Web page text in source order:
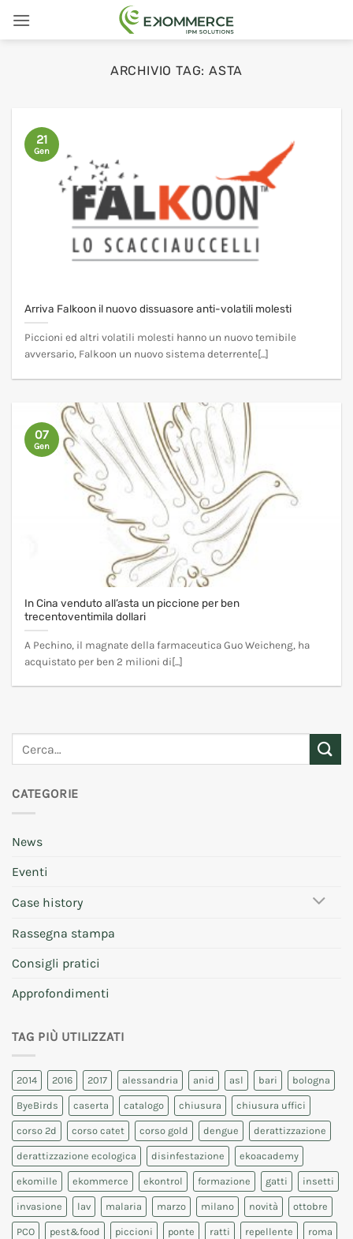
ARCHIVIO TAG: ASTA
Arriva Falkoon il nuovo dissuasore anti-volatili molesti
Piccioni ed altri volatili molesti hanno un nuovo temibile
avversario, Falkoon un nuovo sistema deterrente[...]
21
Gen
In Cina venduto all’asta un piccione per ben
trecentoventimila dollari
A Pechino, il magnate della farmaceutica Guo Weicheng, ha
acquistato per ben 2 milioni di[...]
07
Gen
CATEGORIE
News
Eventi
Case history
Rassegna stampa
Consigli pratici
Approfondimenti
TAG PIÙ UTILIZZATI
2014 2016 2017 alessandria anid asl bari bologna
ByeBirds caserta catalogo chiusura chiusura uffici
corso 2d corso catet corso gold dengue derattizzazione
derattizzazione ecologica disinfestazione ekoacademy
ekomille ekommerce ekontrol formazione gatti insetti
invasione lav malaria marzo milano novità ottobre
PCO pest&food piccioni ponte ratti repellente roma